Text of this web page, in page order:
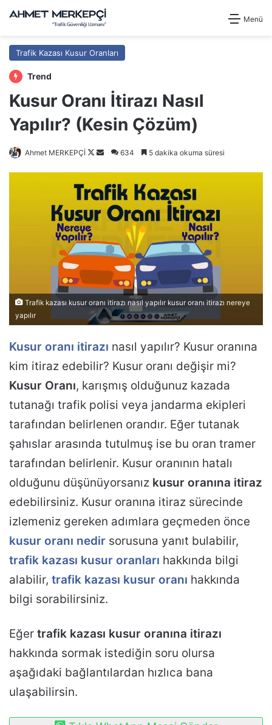
Menü
Trafik Kazası Kusur Oranları
Trend
Kusur Oranı İtirazı Nasıl
Yapılır? (Kesin Çözüm)
Ahmet MERKEPÇİ
Follow
Bir
posta
göndermek
634 5 dakika okuma süresi
Trafik kazası kusur oranı itirazı nasıl yapılır kusur oranı itirazı nereye
yapılır
Kusur oranı itirazı nasıl yapılır? Kusur oranına
kim itiraz edebilir? Kusur oranı değişir mi?
Kusur Oranı, karışmış olduğunuz kazada
tutanağı trafik polisi veya jandarma ekipleri
tarafından belirlenen orandır. Eğer tutanak
şahıslar arasında tutulmuş ise bu oran tramer
tarafından belirlenir. Kusur oranının hatalı
olduğunu düşünüyorsanız kusur oranına itiraz
edebilirsiniz. Kusur oranına itiraz sürecinde
izlemeniz gereken adımlara geçmeden önce
kusur oranı nedir sorusuna yanıt bulabilir,
trafik kazası kusur oranları hakkında bilgi
alabilir, trafik kazası kusur oranı hakkında
bilgi sorabilirsiniz.
Eğer trafik kazası kusur oranına itirazı
hakkında sormak istediğin soru olursa
aşağıdaki bağlantılardan hızlıca bana
ulaşabilirsin.